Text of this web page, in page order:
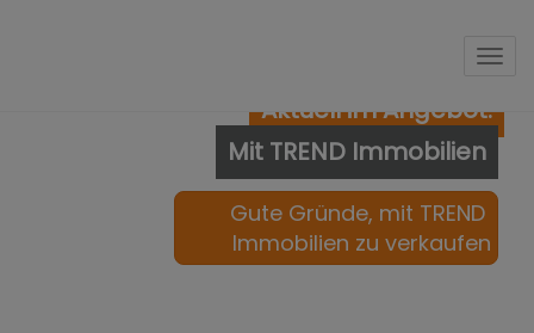
Aktuell im Angebot.
Mit TREND Immobilien
Gute Gründe, mit TREND
Immobilien zu verkaufen